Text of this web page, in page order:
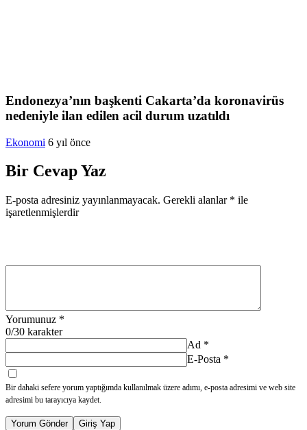
Endonezya’nın başkenti Cakarta’da koronavirüs
nedeniyle ilan edilen acil durum uzatıldı
Ekonomi 6 yıl önce
Bir Cevap Yaz
E-posta adresiniz yayınlanmayacak. Gerekli alanlar * ile
işaretlenmişlerdir
Yorumunuz *
0/30 karakter
Ad *
E-Posta *
Bir dahaki sefere yorum yaptığımda kullanılmak üzere adımı, e-posta adresimi ve web site
adresimi bu tarayıcıya kaydet.
Yorum Gönder Giriş Yap